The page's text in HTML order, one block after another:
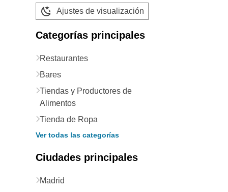
Ajustes de visualización
Categorías principales
Restaurantes
Bares
Tiendas y Productores de
Alimentos
Tienda de Ropa
Ver todas las categorías
Ciudades principales
Madrid